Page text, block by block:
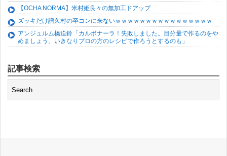
【OCHA NORMA】米村姫良々の無加工ドアップ
ズッキだけ譜久村の卒コンに来ないｗｗｗｗｗｗｗｗｗｗｗｗｗｗｗｗ
アンジュルム橋迫鈴「カルボナーラ！失敗しました。目分量で作るのをや
めましょう。いきなりプロの方のレシピで作ろうとするのも」
記事検索